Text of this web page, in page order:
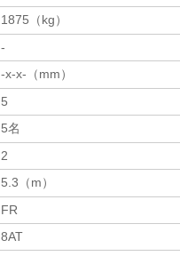
1875（kg）
-
-x-x-（mm）
5
5名
2
5.3（m）
FR
8AT